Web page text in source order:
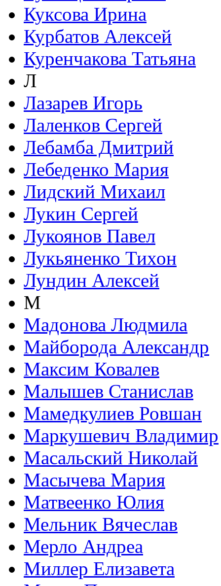
Куксова Ирина
Курбатов Алексей
Куренчакова Татьяна
Л
Лазарев Игорь
Лаленков Сергей
Лебамба Дмитрий
Лебеденко Мария
Лидский Михаил
Лукин Сергей
Лукоянов Павел
Лукьяненко Тихон
Лундин Алексей
М
Мадонова Людмила
Майборода Александр
Максим Ковалев
Малышев Станислав
Мамедкулиев Ровшан
Маркушевич Владимир
Масальский Николай
Масычева Мария
Матвеенко Юлия
Мельник Вячеслав
Мерло Андреа
Миллер Елизавета